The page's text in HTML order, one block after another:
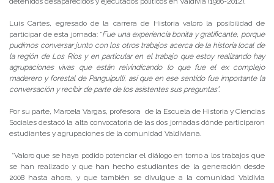
Luis Cartes, egresado de la carrera de Historia valoró la posibilidad de
participar de esta jornada: “Fue una experiencia bonita y gratificante, porque
pudimos conversar junto con los otros trabajos acerca de la historia local de
la región de Los Ríos y en particular en el trabajo que estoy realizando hay
agrupaciones vivas que están reivindicando lo que fue el ex complejo
maderero y forestal de Panguipulli, así que en ese sentido fue importante la
conversación y recibir de parte de los asistentes sus preguntas”.
Por su parte, Marcela Vargas, profesora de la Escuela de Historia y Ciencias
Sociales destacó la alta convocatoria de las dos jornadas dónde participaron
estudiantes y agrupaciones de la comunidad Valdiviana.
“Valoro que se haya podido potenciar el diálogo en torno a los trabajos que
se han realizado y que han hecho estudiantes de la generación desde
2008 hasta ahora, y que también se divulgue a la comunidad Valdivia